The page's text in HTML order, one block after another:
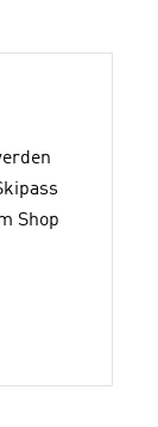
Shop